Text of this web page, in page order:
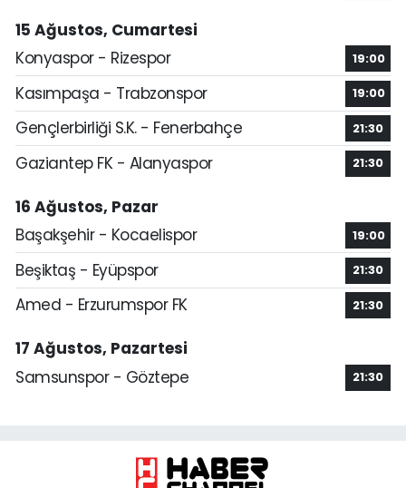
15 Ağustos, Cumartesi
Konyaspor - Rizespor
19:00
Kasımpaşa - Trabzonspor 19:00
Gençlerbirliği S.K. - Fenerbahçe 21:30
Gaziantep FK - Alanyaspor 21:30
16 Ağustos, Pazar
Başakşehir - Kocaelispor
19:00
Beşiktaş - Eyüpspor 21:30
Amed - Erzurumspor FK 21:30
17 Ağustos, Pazartesi
Samsunspor - Göztepe
21:30